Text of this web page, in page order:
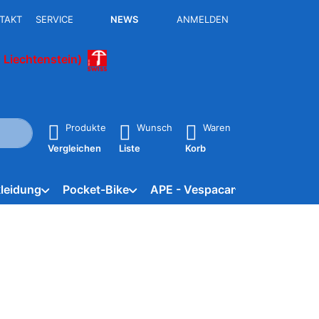
SERVICE NEWS ANMELDEN
erste Ergebnisse. Drücken Sie die Eingabetaste, um alle
Produkte
Vergleichen
Wunsch
Liste
Waren
Korb
Pocket-Bike APE - Vespacar